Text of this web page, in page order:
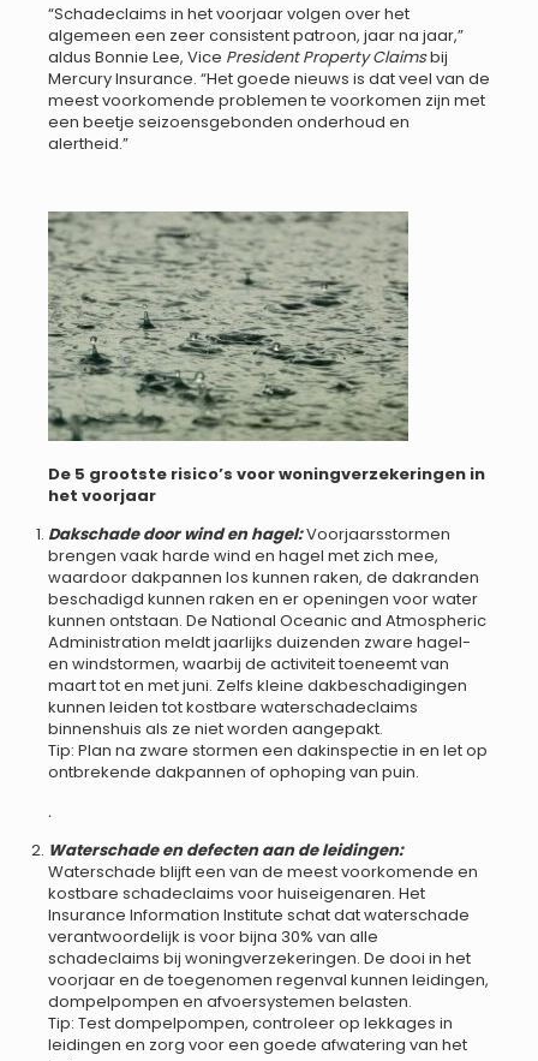
“Schadeclaims in het voorjaar volgen over het
algemeen een zeer consistent patroon, jaar na jaar,”
aldus Bonnie Lee, Vice President Property Claimsbij
Mercury Insurance. “Het goede nieuws is dat veel van de
meest voorkomende problemen te voorkomen zijn met
een beetje seizoensgebonden onderhoud en
alertheid.”
De 5 grootste risico’s voor woningverzekeringen in
het voorjaar
Dakschade door wind en hagel:Voorjaarsstormen
brengen vaak harde wind en hagel met zich mee,
waardoor dakpannen los kunnen raken, de dakranden
beschadigd kunnen raken en er openingen voor water
kunnen ontstaan. De National Oceanic and Atmospheric
Administration meldt jaarlijks duizenden zware hagel-
en windstormen, waarbij de activiteit toeneemt van
maart tot en met juni. Zelfs kleine dakbeschadigingen
kunnen leiden tot kostbare waterschadeclaims
binnenshuis als ze niet worden aangepakt.
Tip: Plan na zware stormen een dakinspectie in en let op
ontbrekende dakpannen of ophoping van puin.
.
Waterschade en defecten aan de leidingen:
Waterschade blijft een van de meest voorkomende en
kostbare schadeclaims voor huiseigenaren. Het
Insurance Information Institute schat dat waterschade
verantwoordelijk is voor bijna 30% van alle
schadeclaims bij woningverzekeringen. De dooi in het
voorjaar en de toegenomen regenval kunnen leidingen,
dompelpompen en afvoersystemen belasten.
Tip: Test dompelpompen, controleer op lekkages in
leidingen en zorg voor een goede afwatering van het